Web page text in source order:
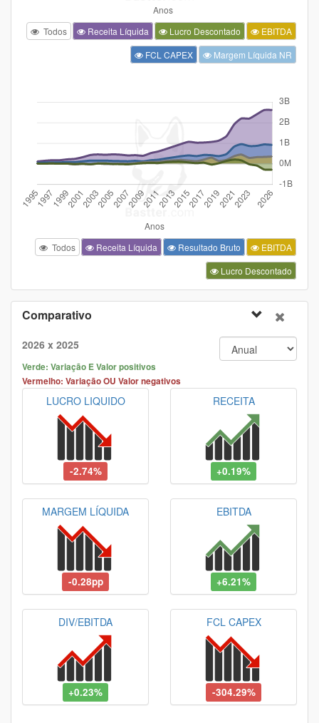
Todos Receita Líquida Lucro Descontado
EBITDA
FCL CAPEX
Margem Líquida NR
Todos Receita Líquida Resultado Bruto
EBITDA
Lucro Descontado
Comparativo
2026 x 2025
Verde: Variação E Valor positivos
Vermelho: Variação OU Valor negativos
LUCRO LIQUIDO
-2.74%
RECEITA
+0.19%
MARGEM LÍQUIDA
-0.28pp
EBITDA
+6.21%
DIV/EBITDA
+0.23%
FCL CAPEX
-304.29%